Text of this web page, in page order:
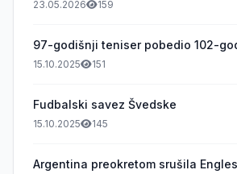
23.05.2026 159
97-godišnji teniser pobedio 102-
15.10.2025 151
Fudbalski savez Švedske
15.10.2025 145
Argentina preokretom srušila